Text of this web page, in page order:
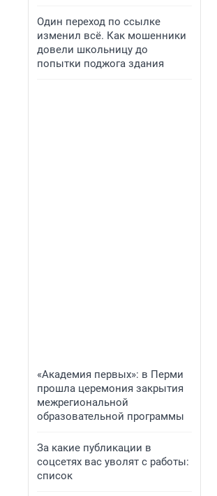
Один переход по ссылке
изменил всё. Как мошенники
довели школьницу до
попытки поджога здания
«Академия первых»: в Перми
прошла церемония закрытия
межрегиональной
образовательной программы
За какие публикации в
соцсетях вас уволят с работы:
список